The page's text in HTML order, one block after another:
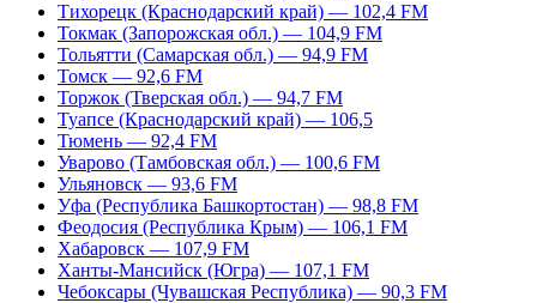
Тихорецк (Краснодарский край) — 102,4 FM
Токмак (Запорожская обл.) — 104,9 FM
Тольятти (Самарская обл.) — 94,9 FM
Томск — 92,6 FM
Торжок (Тверская обл.) — 94,7 FM
Туапсе (Краснодарский край) — 106,5
Тюмень — 92,4 FM
Уварово (Тамбовская обл.) — 100,6 FM
Ульяновск — 93,6 FM
Уфа (Республика Башкортостан) — 98,8 FM
Феодосия (Республика Крым) — 106,1 FM
Хабаровск — 107,9 FM
Ханты-Мансийск (Югра) — 107,1 FM
Чебоксары (Чувашская Республика) — 90,3 FM